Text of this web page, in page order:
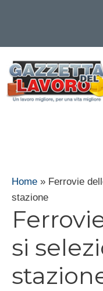
contenuto
Home » Ferrovie
stazione
si